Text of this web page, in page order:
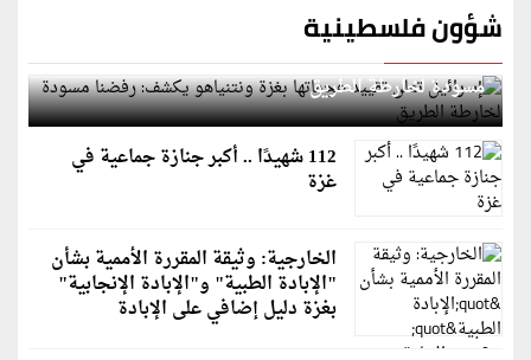
شؤون فلسطينية
إسرائيل تعلن تقييد هجماتها بغزة ونتنياهو يكشف: رفضنا
مسودة لخارطة الطريق
112 شهيدًا .. أكبر جنازة جماعية في
غزة
الخارجية: وثيقة المقررة الأممية بشأن
"الإبادة الطبية" و"الإبادة الإنجابية"
بغزة دليل إضافي على الإبادة